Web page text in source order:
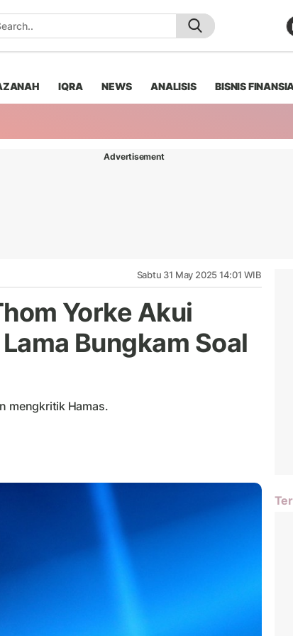
IQRA NEWS ANALISIS BISNIS
Advertisement
Sabtu 31 May 2025 14:01 WIB
Yorke Akui
Bungkam Soal
mengkritik Hamas.